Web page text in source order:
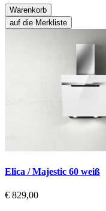
Warenkorb
auf die Merkliste
Elica / Majestic 60 weiß
€ 829,00